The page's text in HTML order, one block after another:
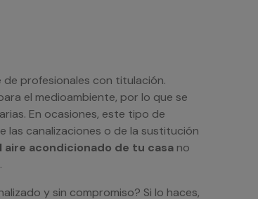
de profesionales con titulación.
el medioambiente, por lo que se
En ocasiones, este tipo de
las canalizaciones o de la sustitución
aire acondicionado de tu casa no
y sin compromiso? Si lo haces,